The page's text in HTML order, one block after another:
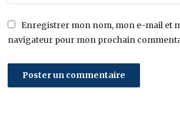
Enregistrer mon nom, mon e-mail et
navigateur pour mon prochain